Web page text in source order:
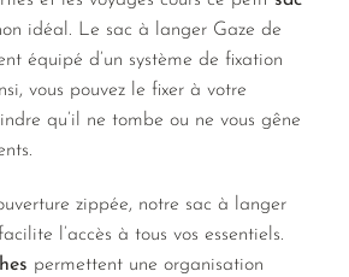
idéal. Le sac à langer Gaze de
équipé d’un système de fixation
vous pouvez le fixer à votre
qu’il ne tombe ou ne vous gêne
zippée, notre sac à langer
l’accès à tous vos essentiels.
permettent une organisation